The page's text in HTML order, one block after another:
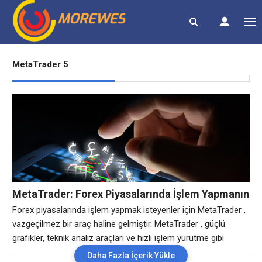
MetaTrader 5
MetaTrader: Forex Piyasalarında İşlem Yapmanın
Güçlü Aracı
Forex piyasalarında işlem yapmak isteyenler için MetaTrader ,
vazgeçilmez bir araç haline gelmiştir. MetaTrader , güçlü
grafikler, teknik analiz araçları ve hızlı işlem yürütme gibi
özellikleriyle yatırımcılara etkili bir işlem deneyimi sunar. Bu
Daha Fazla İçerik Yükle